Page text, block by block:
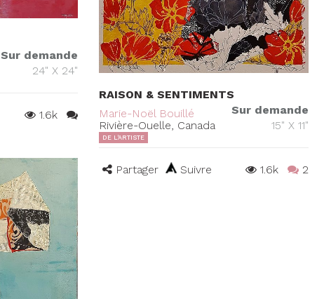
RAISON & SENTIMENTS
Marie-Noël Bouillé
Rivière-Ouelle, Canada
Sur demande
15" X 11"
DE L'ARTISTE
Partager Suivre 1.6k 2
Sur demande
24" X 24"
1.6k